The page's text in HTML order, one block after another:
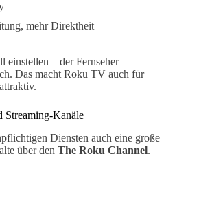
mehr Direktheit
einstellen – der Fernseher
Das macht Roku TV auch für
Streaming-Kanäle
Diensten auch eine große
über den The Roku Channel.